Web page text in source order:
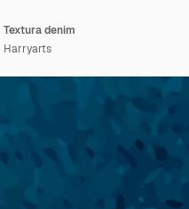
Textura denim
Harryarts